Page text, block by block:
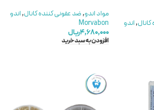
,اندو
مواد اندو,ضد عفونی کننده کانال,اندو
Morvabon
۴,۶۸۰,۰۰۰ریال
افزودن به سبد خرید